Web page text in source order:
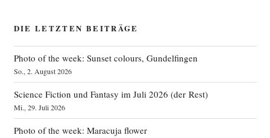
DIE LETZTEN BEITRÄGE
Photo of the week: Sunset colours, Gundelfingen
So., 2. August 2026
Science Fiction und Fantasy im Juli 2026 (der Rest)
Mi., 29. Juli 2026
Photo of the week: Maracuja flower